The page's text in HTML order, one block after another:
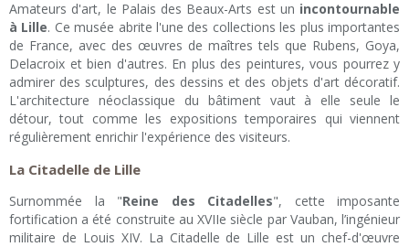
Amateurs d'art, le Palais des Beaux-Arts est un incontournable
à Lille. Ce musée abrite l'une des collections les plus importantes
de France, avec des œuvres de maîtres tels que Rubens, Goya,
Delacroix et bien d'autres. En plus des peintures, vous pourrez y
admirer des sculptures, des dessins et des objets d'art décoratif.
L'architecture néoclassique du bâtiment vaut à elle seule le
détour, tout comme les expositions temporaires qui viennent
régulièrement enrichir l'expérience des visiteurs.
La Citadelle de Lille
Surnommée la "Reine des Citadelles", cette imposante
fortification a été construite au XVIIe siècle par Vauban, l’ingénieur
militaire de Louis XIV. La Citadelle de Lille est un chef-d'œuvre